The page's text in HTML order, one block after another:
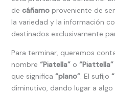
de cáñamoproveniente de
la variedad y la información
destinados exclusivamente
Para terminar, queremos
nombre “Piatella”o “Piattella”
que significa “plano”. El sufijo
diminutivo, dando lugar a